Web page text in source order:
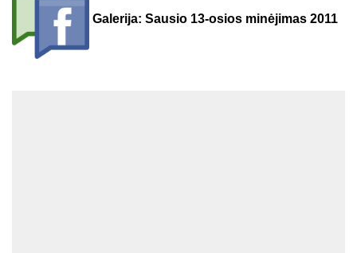
Galerija: Sausio 13-osios minėjimas 2011